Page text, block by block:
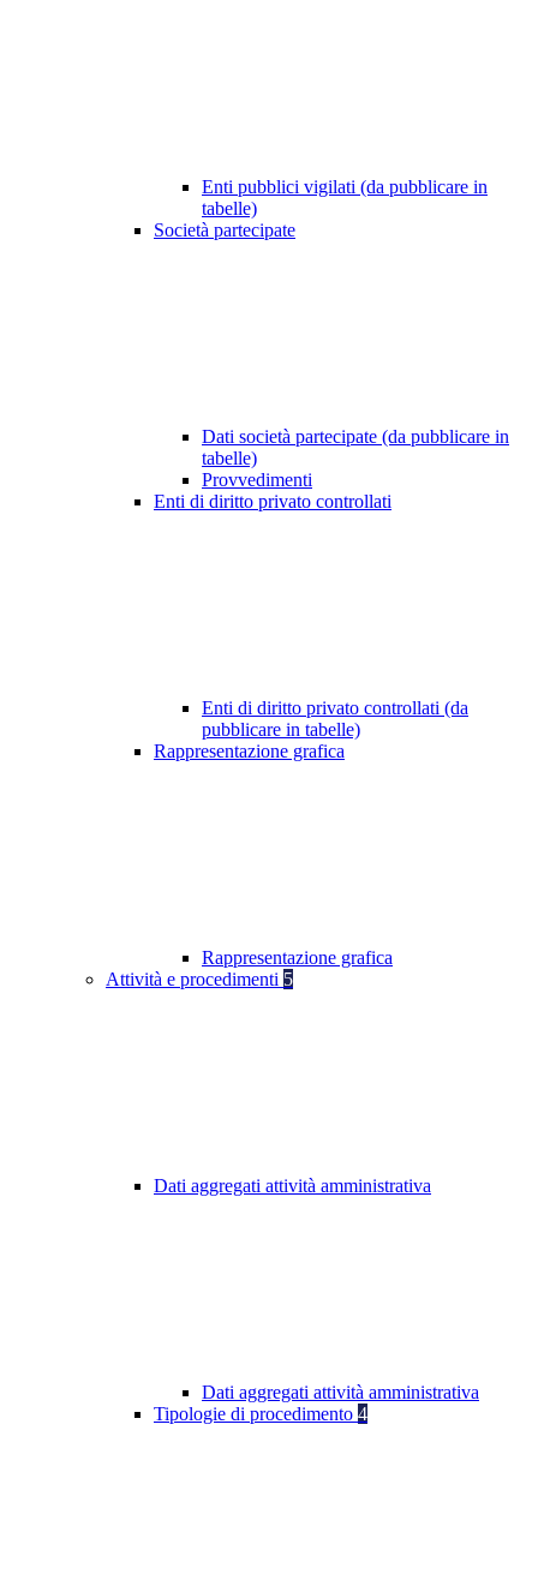
Enti pubblici vigilati (da pubblicare in
tabelle)
Società partecipate
Dati società partecipate (da pubblicare in
tabelle)
Provvedimenti
Enti di diritto privato controllati
Enti di diritto privato controllati (da
pubblicare in tabelle)
Rappresentazione grafica
Rappresentazione grafica
Attività e procedimenti 5
Dati aggregati attività amministrativa
Dati aggregati attività amministrativa
Tipologie di procedimento 4